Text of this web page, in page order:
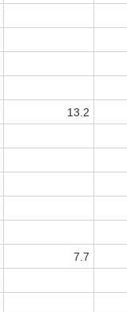
13.2
7.7